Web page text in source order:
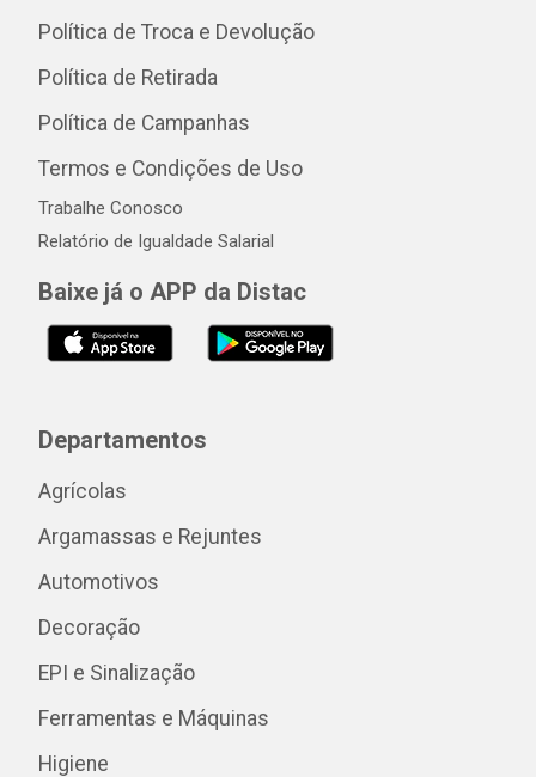
Política de Troca e Devolução
Política de Retirada
Política de Campanhas
Termos e Condições de Uso
Trabalhe Conosco
Relatório de Igualdade Salarial
Baixe já o APP da Distac
Departamentos
Agrícolas
Argamassas e Rejuntes
Automotivos
Decoração
EPI e Sinalização
Ferramentas e Máquinas
Higiene